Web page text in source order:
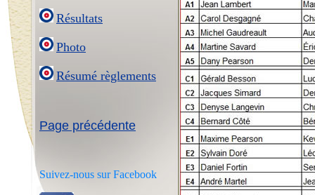
Résultats
Photo
Résumé règlements
Page précédente
Suivez-nous sur Facebook